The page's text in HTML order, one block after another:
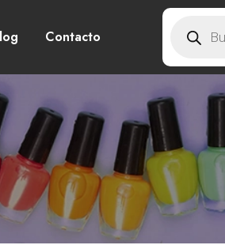
Contacto